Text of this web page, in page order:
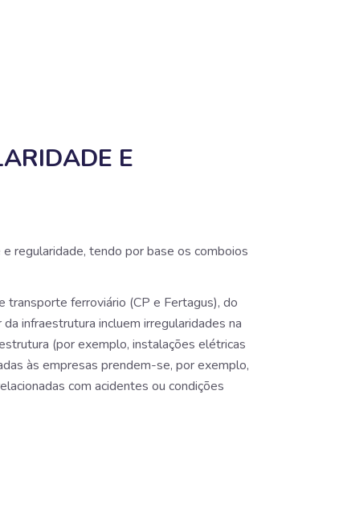
E
regularidade, tendo por base os comboios
ferroviário (CP e Fertagus), do
infraestrutura incluem irregularidades na
(por exemplo, instalações elétricas
às empresas prendem-se, por exemplo,
com acidentes ou condições